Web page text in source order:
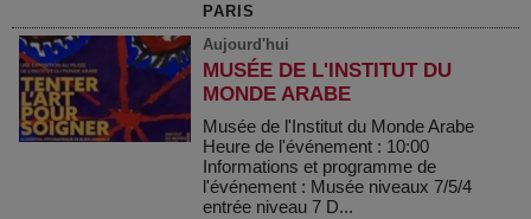
PARIS
Aujourd'hui
MUSÉE DE L'INSTITUT DU
MONDE ARABE
Musée de l'Institut du Monde Arabe
Heure de l'événement : 10:00
Informations et programme de
l'événement : Musée niveaux 7/5/4
entrée niveau 7 D...